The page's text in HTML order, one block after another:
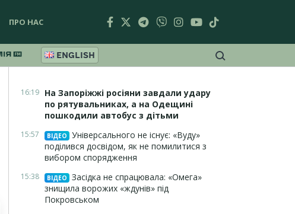
ПРО НАС
ENGLISH
16:19 На Запоріжжі росіяни завдали удару
по рятувальниках, а на Одещині
пошкодили автобус з дітьми
15:57 ВІДЕО
Універсального не існує: «Вуду»
поділився досвідом, як не помилитися з
вибором спорядження
15:38 ВІДЕО
Засідка не спрацювала: «Омега»
знищила ворожих «ждунів» під
Покровськом